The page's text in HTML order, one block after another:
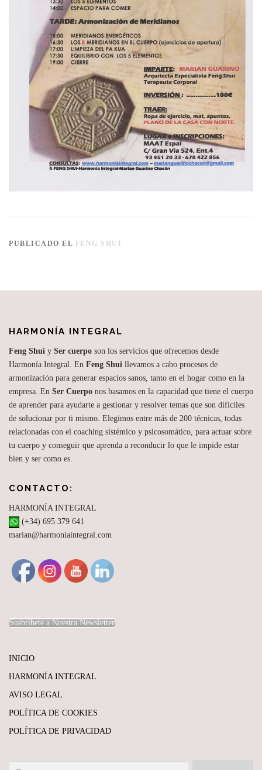
PUBLICADO EL FENG SHUI
HARMONÍA INTEGRAL
Feng Shui y Ser cuerpo son los servicios que ofrecemos desde
Harmonía Integral. En Feng Shui llevamos a cabo procesos de
armonización para generar espacios sanos, tanto en el hogar como en la
empresa. En Ser Cuerpo nos basamos en la capacidad que tiene el cuerpo
de aprender para ayudarte a gestionar y resolver temas que son difíciles
de solucionar por ti mismo. Elegimos entre más de 200 técnicas, todas
relacionadas con el coaching sistémico y psicosomático, para actuar sobre
tu cuerpo y conseguir que aprenda a reconducir lo que le impide estar
bien y ser como es.
CONTACTO:
HARMONÍA INTEGRAL
(+34) 695 379 641
marian@harmoniaintegral.com
Susbríbete a Nuestra Newsletter
INICIO
HARMONÍA INTEGRAL
AVISO LEGAL
POLÍTICA DE COOKIES
POLÍTICA DE PRIVACIDAD